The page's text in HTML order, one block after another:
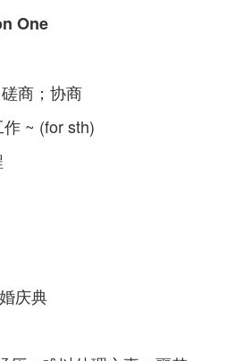
One
商；协商
~ (for sth)
庆典